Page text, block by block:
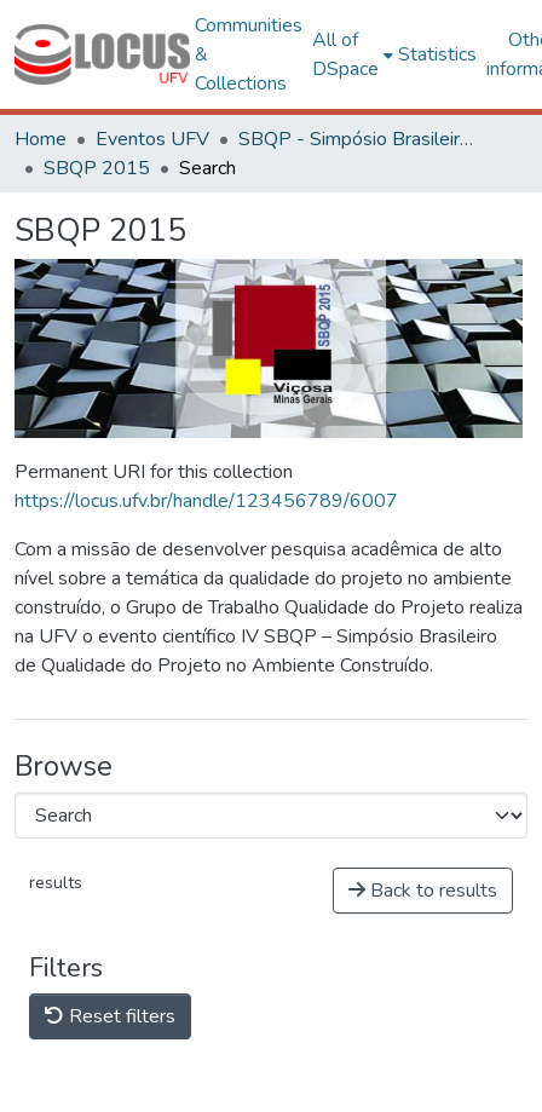
Communities
&
Collections
All of
DSpace
Statistics
Home Eventos UFV
SBQP - Simpósio Brasileiro de Qualidade do Projeto no Ambiente Construído
SBQP 2015
Search
SBQP 2015
Permanent URI for this collection
https://locus.ufv.br/handle/123456789/6007
Com a missão de desenvolver pesquisa acadêmica de alto
nível sobre a temática da qualidade do projeto no ambiente
construído, o Grupo de Trabalho Qualidade do Projeto realiza
na UFV o evento científico IV SBQP – Simpósio Brasileiro
de Qualidade do Projeto no Ambiente Construído.
Browse
results Back to results
Filters
Reset filters